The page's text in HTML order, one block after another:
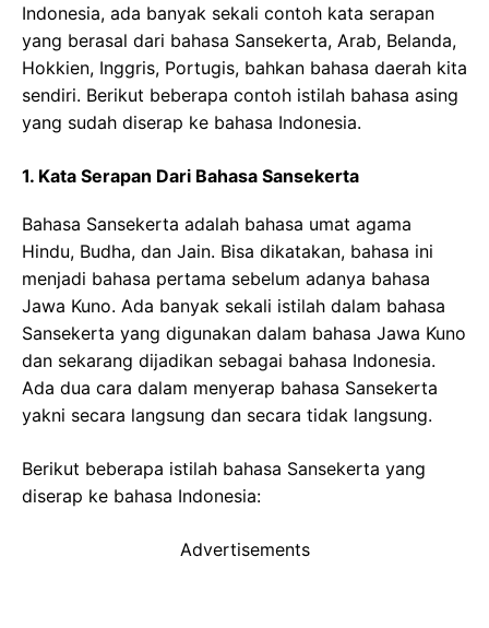
Indonesia, ada banyak sekali contoh kata serapan
yang berasal dari bahasa Sansekerta, Arab, Belanda,
Hokkien, Inggris, Portugis, bahkan bahasa daerah kita
sendiri. Berikut beberapa contoh istilah bahasa asing
yang sudah diserap ke bahasa Indonesia.
1. Kata Serapan Dari Bahasa Sansekerta
Bahasa Sansekerta adalah bahasa umat agama
Hindu, Budha, dan Jain. Bisa dikatakan, bahasa ini
menjadi bahasa pertama sebelum adanya bahasa
Jawa Kuno. Ada banyak sekali istilah dalam bahasa
Sansekerta yang digunakan dalam bahasa Jawa Kuno
dan sekarang dijadikan sebagai bahasa Indonesia.
Ada dua cara dalam menyerap bahasa Sansekerta
yakni secara langsung dan secara tidak langsung.
Berikut beberapa istilah bahasa Sansekerta yang
diserap ke bahasa Indonesia:
Advertisements